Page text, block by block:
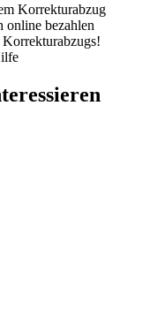
Korrekturabzug
online bezahlen